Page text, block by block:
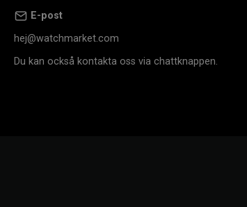
E-post
hej@watchmarket.com
Du kan också kontakta oss via chattknappen.